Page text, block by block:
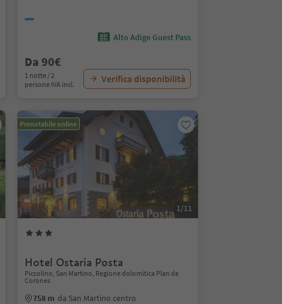
Alto Adige Guest Pass
Da 90€
1 notte / 2
persone IVA incl.
Verifica disponibilità
Prenotabile online
1/11
Hotel Ostaria Posta
Piccolino, San Martino, Regione dolomitica Plan de
Corones
758 m da San Martino centro